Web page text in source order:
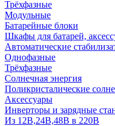
Трёхфазные
Модульные
Батарейные блоки
Шкафы для батарей,
Автоматические
Однофазные
Трёхфазные
Солнечная энергия
Поликристалические
Аксессуары
Инверторы и зарядные
Из 12В,24В,48В в 220В